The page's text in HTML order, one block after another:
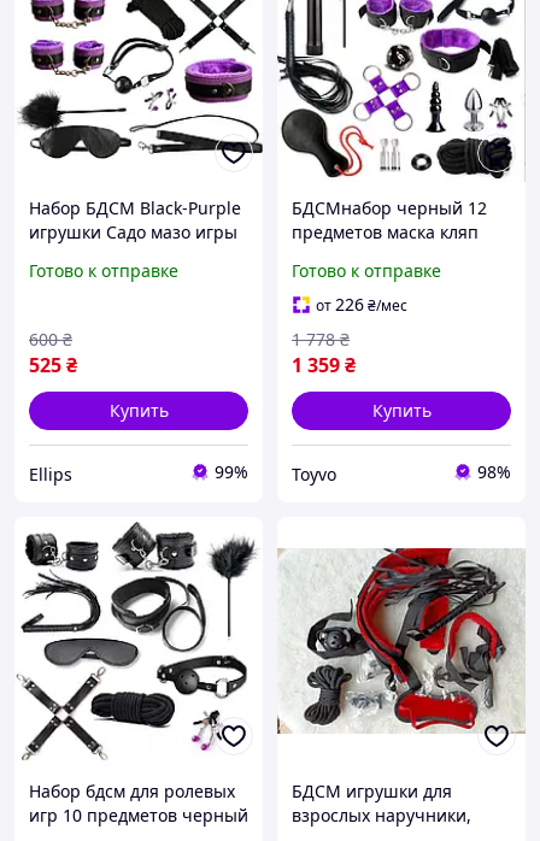
Набор БДСМ Black-Purple
игрушки Садо мазо игры
веревка, наручники
Готово к отправке
525₴
600 ₴
Купить
Ellips 99%
БДСМнабор черный 12
предметов маска кляп
поводком зажимы
Поножи кожаный кнут
Denver БДСМнабір
чорний
Готово к отправке
от226₴/мес
1 359₴
1 778 ₴
Купить
Toyvo 98%
Набор бдсм для ролевых
игр 10 предметов черный
БДСМ игрушки для
взрослых наручники,